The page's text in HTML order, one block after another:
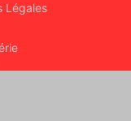
Légales